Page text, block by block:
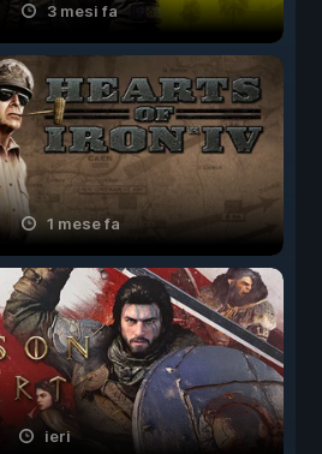
3 mesi fa
1 mese fa
ieri